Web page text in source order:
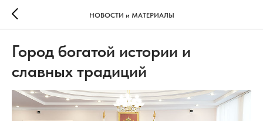
НОВОСТИ и МАТЕРИАЛЫ
Город богатой истории и
славных традиций